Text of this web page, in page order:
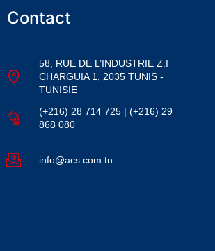
Contact
58, RUE DE L’INDUSTRIE Z.I
CHARGUIA 1, 2035 TUNIS -
TUNISIE
(+216) 28 714 725 | (+216) 29
868 080
info@acs.com.tn